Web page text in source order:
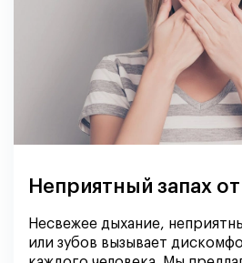
Неприятный запах
Несвежее дыхание,
или зубов вызывает